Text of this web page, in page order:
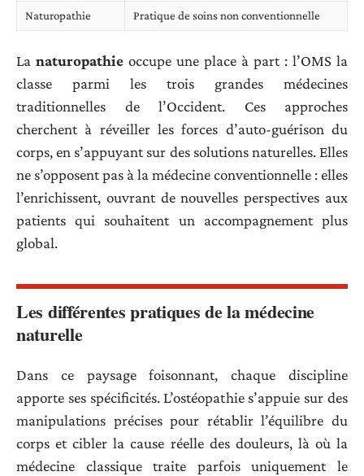
Naturopathie Pratique de soins non conventionnelle
La naturopathie occupe une place à part : l’OMS la
classe parmi les trois grandes médecines
traditionnelles de l’Occident. Ces approches
cherchent à réveiller les forces d’auto-guérison du
corps, en s’appuyant sur des solutions naturelles. Elles
ne s’opposent pas à la médecine conventionnelle : elles
l’enrichissent, ouvrant de nouvelles perspectives aux
patients qui souhaitent un accompagnement plus
global.
Les différentes pratiques de la médecine
naturelle
Dans ce paysage foisonnant, chaque discipline
apporte ses spécificités. L’ostéopathie s’appuie sur des
manipulations précises pour rétablir l’équilibre du
corps et cibler la cause réelle des douleurs, là où la
médecine classique traite parfois uniquement le